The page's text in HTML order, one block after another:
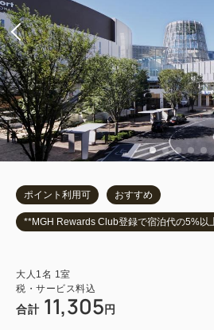
ポイント利用可 おすすめ
**MGH Rewards Club登録で宿泊代の5%以
大人 1 名 1 室
税・サービス料込
合計 11,305円